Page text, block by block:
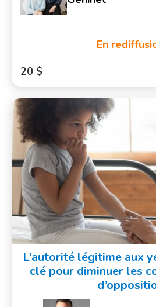
En
20 $
L’autorité légitime aux
clé pour diminuer les